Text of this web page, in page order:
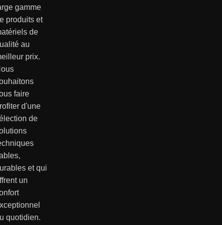
gamme
produits et
de
au
prix.
faire
d'une
de
et qui
un
quotidien.